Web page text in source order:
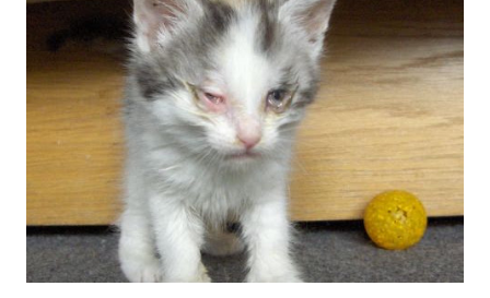
jeszcze naiwnej, z zapałem i gniewem patrzącej na świat, w
którym tacy jak ona i jej partner powinni być niosącymi
prawo i porządek. I są, wbrew wszystkiemu. Zostają
wezwani do starego majątku, miejsca, w którym po
wyremontowaniu i nadaniu mu ascetycznego stylu
organizowane są turnusy wypoczynkowo-surwiwalowe dla
kilku osób, w niebotycznej scenie. Zmarłym, a jak się
okazuje po oględzinach patologa zabitym, jest starszy
ksiądz. W jego pokoju znaleziono kartkę z biblijnym
cytatem mówiącym o ze...